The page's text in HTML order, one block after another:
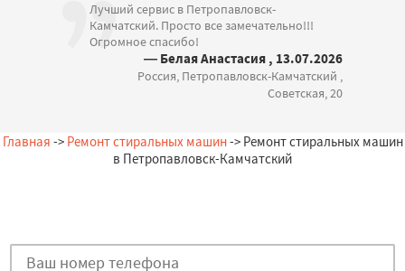
Лучший сервис в Петропавловск-
Камчатский. Просто все замечательно!!!
Огромное спасибо!
— Белая Анастасия , 13.07.2026
Россия, Петропавловск-Камчатский ,
Советская, 20
Главная -> Ремонт стиральных машин-> Ремонт стиральных машин
в Петропавловск-Камчатский